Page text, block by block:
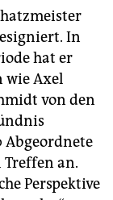
In
hat er
wie Axel
von den
Abgeordnete
an.
Perspektive